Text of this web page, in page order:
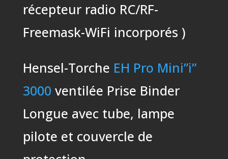
récepteur radio RC/RF-
Freemask-WiFi incorporés )
Hensel-Torche EH Pro Mini”i”
3000 ventilée Prise Binder
Longue avec tube, lampe
pilote et couvercle de